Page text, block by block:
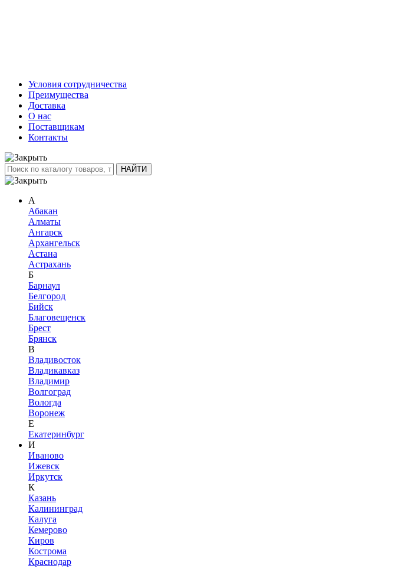
Условия сотрудничества
Преимущества
Доставка
О нас
Поставщикам
Контакты
А
Абакан
Алматы
Ангарск
Архангельск
Астана
Астрахань
Б
Барнаул
Белгород
Бийск
Благовещенск
Брест
Брянск
В
Владивосток
Владикавказ
Владимир
Волгоград
Вологда
Воронеж
Е
Екатеринбург
И
Иваново
Ижевск
Иркутск
К
Казань
Калининград
Калуга
Кемерово
Киров
Кострома
Краснодар